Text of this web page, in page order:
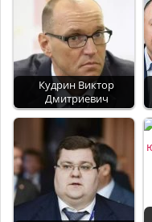
Кудрин Виктор
Дмитриевич